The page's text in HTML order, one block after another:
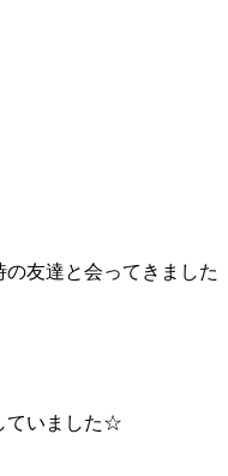
友達と会ってきました
ていました☆